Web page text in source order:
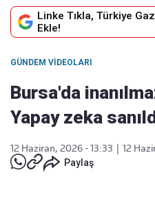
Linke Tıkla, Türkiye
Ekle!
GÜNDEM VIDEOLARI
Bursa'da
Yapay zeka
12 Haziran, 2026 - 13:33
12
Paylaş